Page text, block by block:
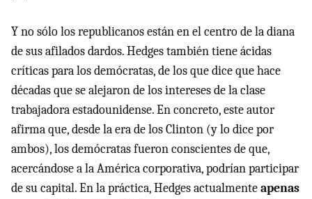
Y no sólo los republicanos están en el centro de la diana
de sus afilados dardos. Hedges también tiene ácidas
críticas para los demócratas, de los que dice que hace
décadas que se alejaron de los intereses de la clase
trabajadora estadounidense. En concreto, este autor
afirma que, desde la era de los Clinton (y lo dice por
ambos), los demócratas fueron conscientes de que,
acercándose a la América corporativa, podrían participar
de su capital. En la práctica, Hedges actualmenteapenas